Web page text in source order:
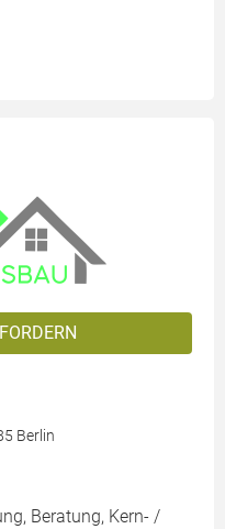
Berlin
Beratung, Kern- /